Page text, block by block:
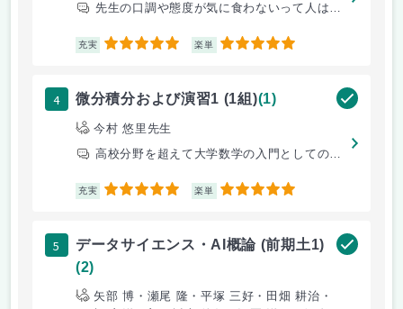
先生の口調や態度が気に食わないって人は多そうだった。高校でいう内職にう
充実 5 楽単 5
4 微分積分および演習1 (1組)(1)
今村 悠里先生
高校分野を超えて大学数学の入門としての微分積分に関する知識を得られた。
充実 5 楽単 5
5
データサイエンス・AI概論 (前期土1)
(2)
矢部 博・瀬尾 隆・平塚 三好・田畑 耕治・